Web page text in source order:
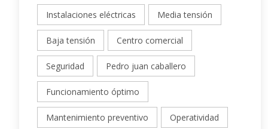
Instalaciones eléctricas Media tensión
Baja tensión Centro comercial
Seguridad Pedro juan caballero
Funcionamiento óptimo
Mantenimiento preventivo Operatividad